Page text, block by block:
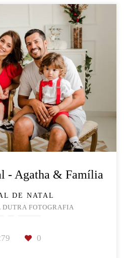
- Agatha & Família
DE NATAL
FOTOGRAFIA
0